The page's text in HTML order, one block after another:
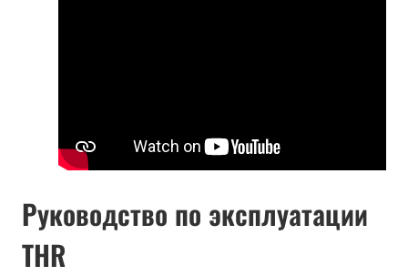
Руководство по эксплуатации
THR